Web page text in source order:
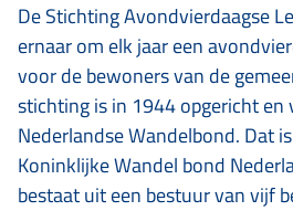
De Stichting Avondvierdaagse
ernaar om elk jaar een
voor de bewoners van de
stichting is in 1944 opgericht en
Nederlandse Wandelbond. Dat
Koninklijke Wandel bond
bestaat uit een bestuur van vijf